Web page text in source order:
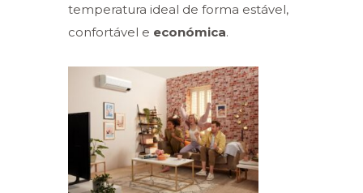
temperatura ideal de forma estável,
confortável e económica.